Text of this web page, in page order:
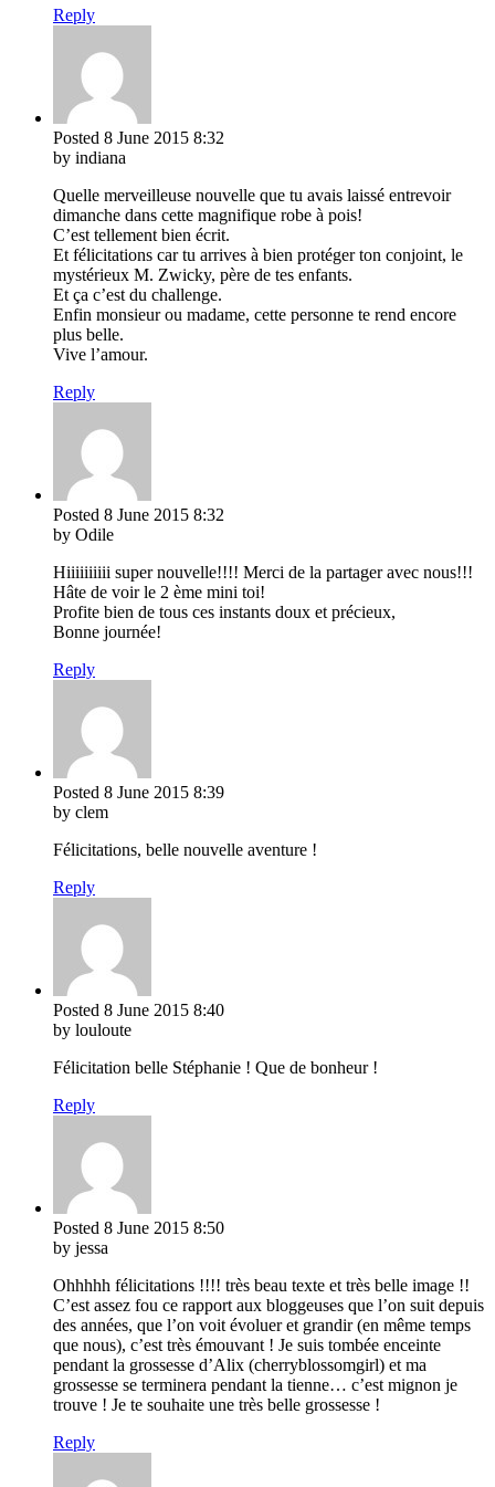
Reply
Posted 8 June 2015 8:32
by indiana
Quelle merveilleuse nouvelle que tu avais laissé entrevoir
dimanche dans cette magnifique robe à pois!
C’est tellement bien écrit.
Et félicitations car tu arrives à bien protéger ton conjoint, le
mystérieux M. Zwicky, père de tes enfants.
Et ça c’est du challenge.
Enfin monsieur ou madame, cette personne te rend encore
plus belle.
Vive l’amour.
Reply
Posted 8 June 2015 8:32
by Odile
Hiiiiiiiiii super nouvelle!!!! Merci de la partager avec nous!!!
Hâte de voir le 2 ème mini toi!
Profite bien de tous ces instants doux et précieux,
Bonne journée!
Reply
Posted 8 June 2015 8:39
by clem
Félicitations, belle nouvelle aventure !
Reply
Posted 8 June 2015 8:40
by louloute
Félicitation belle Stéphanie ! Que de bonheur !
Reply
Posted 8 June 2015 8:50
by jessa
Ohhhhh félicitations !!!! très beau texte et très belle image !!
C’est assez fou ce rapport aux bloggeuses que l’on suit depuis
des années, que l’on voit évoluer et grandir (en même temps
que nous), c’est très émouvant ! Je suis tombée enceinte
pendant la grossesse d’Alix (cherryblossomgirl) et ma
grossesse se terminera pendant la tienne… c’est mignon je
trouve ! Je te souhaite une très belle grossesse !
Reply